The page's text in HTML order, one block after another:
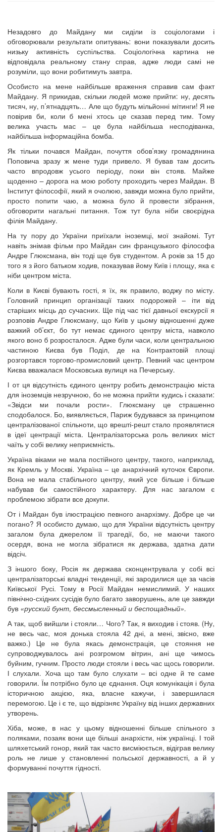
Незадовго до Майдану ми сиділи із соціологами і
обговорювали результати опитувань: вони показували досить
низьку активність суспільства. Соціологічна картина не
відповідала реальному стану справ, адже люди самі не
розуміли, що вони робитимуть завтра.
Особисто на мене найбільше враження справив сам факт
Майдану. Я прикидав, скільки людей може прийти: ну, десять
тисяч, ну, п’ятнадцять… Але що будуть мільйонні мітинги! Я не
повірив би, коли б мені хтось це сказав перед тим. Тому
велика участь мас – це була найбільша несподіванка,
найбільша інформаційна бомба.
Як тільки почався Майдан, почуття обов’язку громадянина
Поповича зразу ж мене туди привело. Я бував там досить
часто впродовж усього періоду, поки він стояв. Майже
щоденно – дорога на мою роботу проходить через Майдан. В
Інститут філософії, який я очолюю, завжди можна було прийти,
просто попити чаю, а можна було й провести зібрання,
обговорити нагальні питання. Тож тут була ніби своєрідна
філія Майдану.
На ту пору до України приїхали іноземці, мої знайомі. Тут
навіть знімав фільм про Майдан син французького філософа
Андре Глюксмана, він тоді ще був студентом. А років за 15 до
того я з його батьком ходив, показував йому Київ і площу, яка є
ніби центром міста.
Коли в Києві бувають гості, я їх, як правило, воджу по місту.
Головний принцип організації таких подорожей – іти від
старіших місць до сучасних. Ще під час тієї давньої екскурсії я
розповів Андре Глюксману, що Київ у цьому відношенні дуже
важкий об’єкт, бо тут немає єдиного центру міста, навколо
якого воно б розросталося. Адже були часи, коли центральною
частиною Києва був Поділ, де на Контрактовій площі
розгортався торгово-промисловий центр. Певний час центром
Києва вважалася Московська вулиця на Печерську.
І от ця відсутність єдиного центру робить демонстрацію міста
для іноземців незручною, бо не можна прийти кудись і сказати:
«Звідси ми почали рости». Глюксману це страшенно
сподобалося. Бо, виявляється, Париж будувався за принципом
централізованої спільноти, що врешті-решт стало проявлятися
в ідеї центрації міста. Централізаторська роль великих міст
чаїть у собі велику неприємність.
Україна віками не мала постійного центру, такого, наприклад,
як Кремль у Москві. Україна – це анархічний куточок Європи.
Вона не мала стабільного центру, який усе більше і більше
набував би самостійного характеру. Для нас загалом є
проблемою зібрати все докупи.
От і Майдан був ілюстрацією певного анархізму. Добре це чи
погано? Я особисто думаю, що для України відсутність центру
загалом була джерелом її трагедії, бо, не маючи такого
осердя, вона не могла зібратися як держава, здатна дати
відсіч.
З іншого боку, Росія як держава сконцентрувала у собі всі
централізаторські владні тенденції, які зародилися ще за часів
Київської Русі. Тому в Росії Майдан немислимий. У наших
північно-східних сусідів було багато заворушень, але це завжди
був «русский бунт, бессмысленный и беспощадный».
А так, щоб вийшли і стояли… Чого? Так, я виходив і стояв. (Ну,
не весь час, моя донька стояла 42 дні, а мені, звісно, вже
важко.) Це не була якась демонстрація, це стояння не
супроводжувалось ані розгромом вітрин, ані ще чимось
буйним, гучним. Просто люди стояли і весь час щось говорили.
І слухали. Хоча що там було слухати – всі одне й те саме
говорили. Їм потрібно було це єднання. Оця комунікація і була
історичною акцією, яка, власне кажучи, і завершилася
перемогою. Це і є те, що відрізняє Україну від інших державних
утворень.
Хіба, може, в нас у цьому відношенні більше спільного з
поляками, позаяк вони ще більші анархісти, ніж українці. І той
шляхетський гонор, який так часто висміюється, відіграв велику
роль не лише у становленні польської державності, а й у
формуванні почуття гідності.